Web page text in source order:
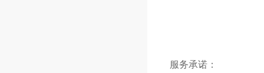
服务承诺：